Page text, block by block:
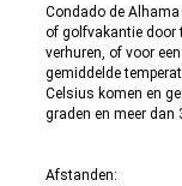
Condado de
of golfvakantie door
verhuren, of voor
gemiddelde
Celsius komen en
graden en meer dan
Afstanden: